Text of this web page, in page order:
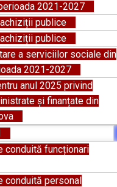
2021-2027
publice
publice
a serviciilor sociale din
2021-2027
anul 2025 privind
și finanțate din
conduită funcționari
conduită personal